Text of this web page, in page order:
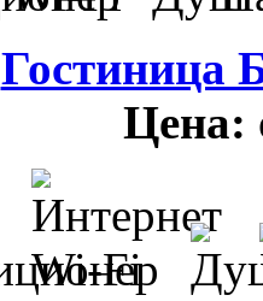
Гостиница
Цена: